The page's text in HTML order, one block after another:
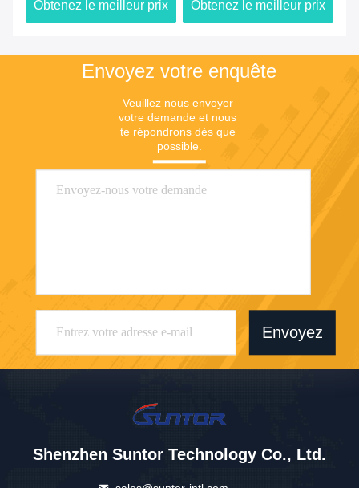
Obtenez le meilleur prix
rapide et une connectivité
de drone longue distance
Obtenez le meilleur prix
Envoyez votre enquête
Veuillez nous envoyer
votre demande et nous
te répondrons dès que
possible.
Envoyez
Shenzhen Suntor Technology Co., Ltd.